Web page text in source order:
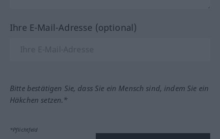
Ihre E-Mail-Adresse (optional)
Bitte bestätigen Sie, dass Sie ein Mensch sind, indem Sie ein
Häkchen setzen.*
*Pflichtfeld